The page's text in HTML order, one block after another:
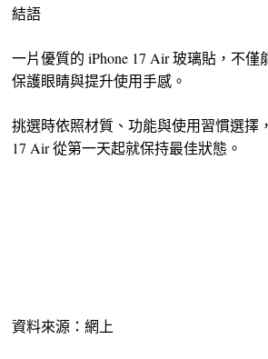
結語
一片優質的 iPhone 17 Air 玻璃貼，不
保護眼睛與提升使用手感。
挑選時依照材質、功能與使用習慣選擇
17 Air 從第一天起就保持最佳狀態。
資料來源：網上